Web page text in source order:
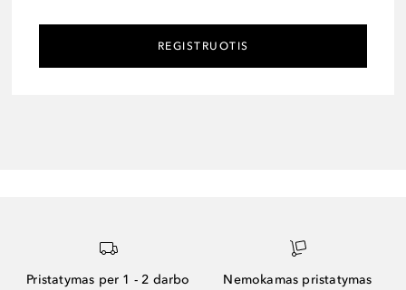
REGISTRUOTIS
Pristatymas per 1 - 2 darbo Nemokamas pristatymas